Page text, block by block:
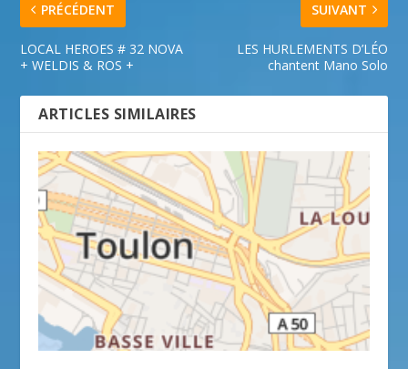
PRÉCÉDENT
LOCAL HEROES # 32 NOVA
+ WELDIS & ROS +
SUIVANT
LES HURLEMENTS D’LÉO
chantent Mano Solo
ARTICLES SIMILAIRES